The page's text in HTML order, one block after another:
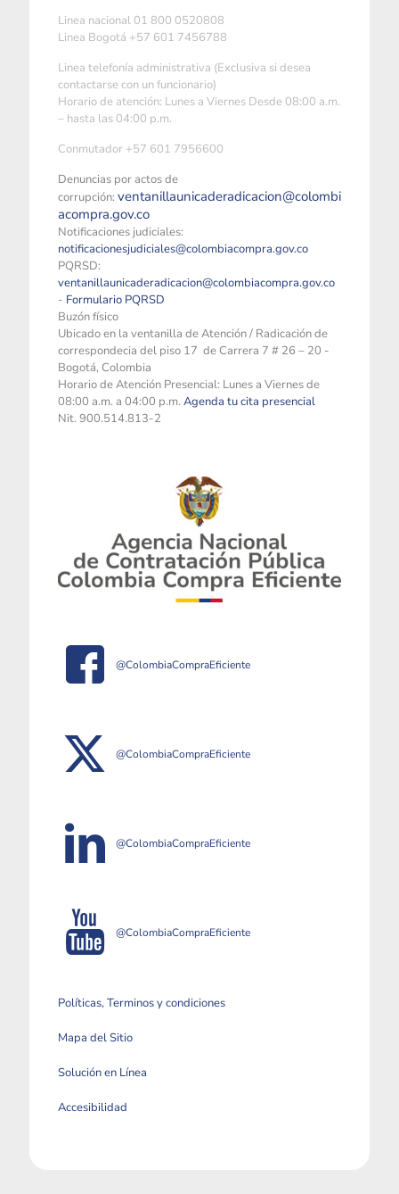
Linea nacional 01 800 0520808
Linea Bogotá +57 601 7456788
Linea telefonía administrativa (Exclusiva si desea
contactarse con un funcionario)
Horario de atención: Lunes a Viernes Desde 08:00 a.m.
– hasta las 04:00 p.m.
Conmutador +57 601 7956600
Denuncias por actos de
corrupción: ventanillaunicaderadicacion@colombi
acompra.gov.co
Notificaciones judiciales:
notificacionesjudiciales@colombiacompra.gov.co
PQRSD:
ventanillaunicaderadicacion@colombiacompra.gov.co
- Formulario PQRSD
Buzón físico
Ubicado en la ventanilla de Atención / Radicación de
correspondecia del piso 17 de Carrera 7 # 26 – 20 -
Bogotá, Colombia
Horario de Atención Presencial: Lunes a Viernes de
08:00 a.m. a 04:00 p.m. Agenda tu cita presencial
Nit. 900.514.813-2
@ColombiaCompraEficiente
@ColombiaCompraEficiente
@ColombiaCompraEficiente
@ColombiaCompraEficiente
Políticas, Terminos y condiciones
Mapa del Sitio
Solución en Línea
Accesibilidad